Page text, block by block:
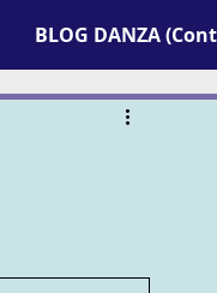
BLOG DANZA